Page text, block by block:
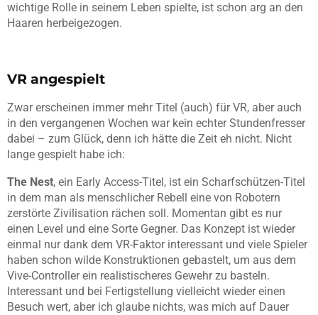
wichtige Rolle in seinem Leben spielte, ist schon arg an den
Haaren herbeigezogen.
VR angespielt
Zwar erscheinen immer mehr Titel (auch) für VR, aber auch
in den vergangenen Wochen war kein echter Stundenfresser
dabei – zum Glück, denn ich hätte die Zeit eh nicht. Nicht
lange gespielt habe ich:
The Nest, ein Early Access-Titel, ist ein Scharfschützen-Titel
in dem man als menschlicher Rebell eine von Robotern
zerstörte Zivilisation rächen soll. Momentan gibt es nur
einen Level und eine Sorte Gegner. Das Konzept ist wieder
einmal nur dank dem VR-Faktor interessant und viele Spieler
haben schon wilde Konstruktionen gebastelt, um aus dem
Vive-Controller ein realistischeres Gewehr zu basteln.
Interessant und bei Fertigstellung vielleicht wieder einen
Besuch wert, aber ich glaube nichts, was mich auf Dauer